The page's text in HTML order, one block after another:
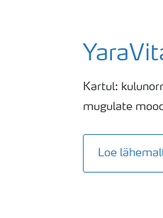
Kartul:
mugulate
Loe